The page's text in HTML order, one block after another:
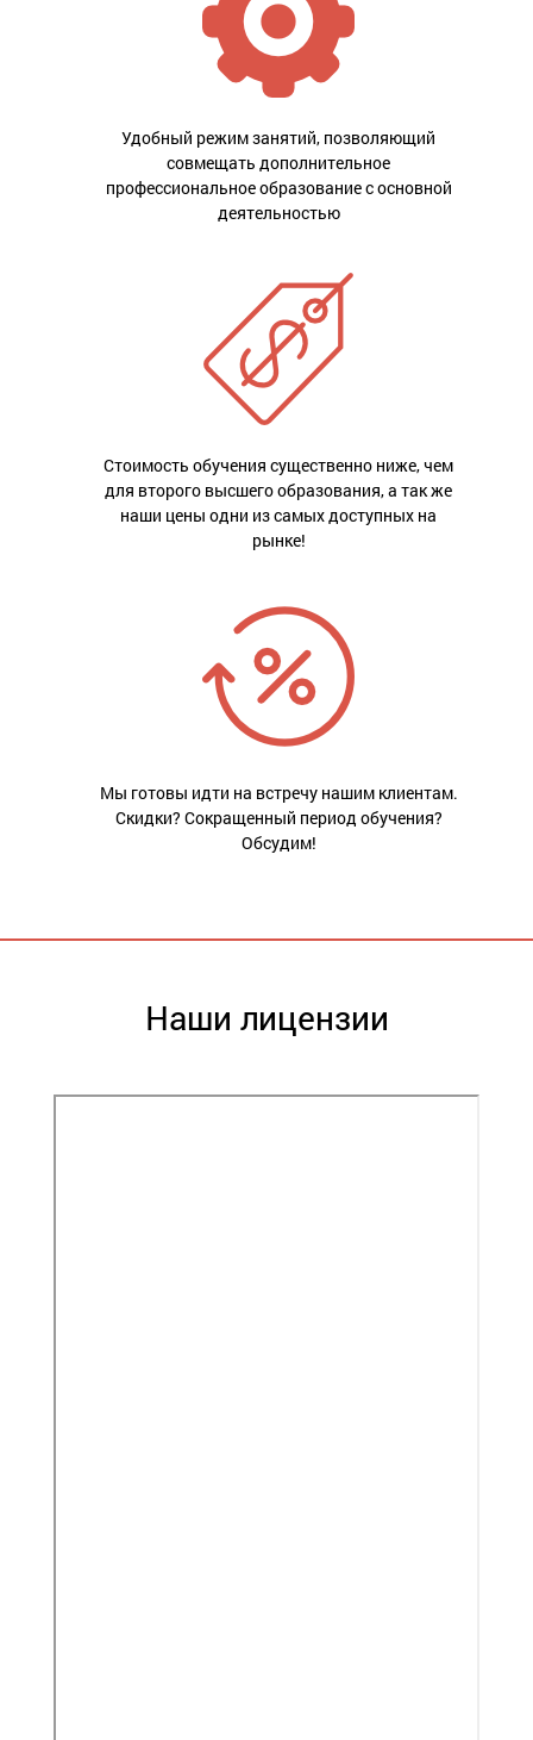
Удобный режим занятий, позволяющий
совмещать дополнительное
профессиональное образование с основной
деятельностью
Стоимость обучения существенно ниже, чем
для второго высшего образования, а так же
наши цены одни из самых доступных на
рынке!
Мы готовы идти на встречу нашим клиентам.
Скидки? Сокращенный период обучения?
Обсудим!
Наши лицензии